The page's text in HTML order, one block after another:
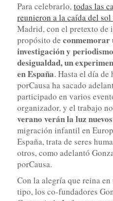
Para celebrarlo,todas las
reunieron a la caída del sol
Madrid, con el pretexto de
propósito de conmemorar
investigación y
desigualdad, un
en España. Hasta el día de
porCausa ha sacado
participado en varios
organizador, y el trabajo
verano verán la luz
migración infantil en
España, trata de seres
otros, como adelantó
porCausa.
Con la alegría que reina
tipo, los co-fundadores